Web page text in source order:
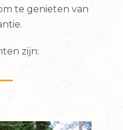
te genieten van
zijn: